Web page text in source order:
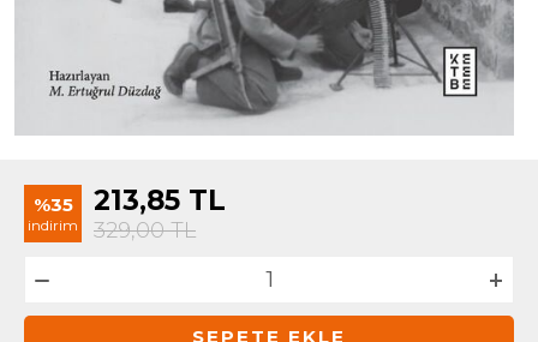
%35
indirim
213,85 TL
329,00TL
SEPETE EKLE